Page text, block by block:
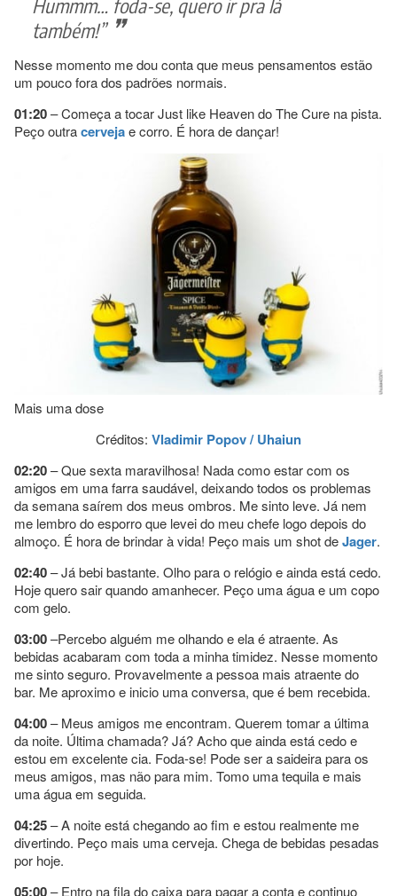
Hummm… foda-se, quero ir pra lá
também!”
Nesse momento me dou conta que meus pensamentos estão
um pouco fora dos padrões normais.
01:20– Começa a tocar Just like Heaven do The Cure na pista.
Peço outracervejae corro. É hora de dançar!
Mais uma dose
Créditos: Vladimir Popov / Uhaiun
02:20– Que sexta maravilhosa! Nada como estar com os
amigos em uma farra saudável, deixando todos os problemas
da semana saírem dos meus ombros. Me sinto leve. Já nem
me lembro do esporro que levei do meu chefe logo depois do
almoço. É hora de brindar à vida! Peço mais um shot deJager.
02:40– Já bebi bastante. Olho para o relógio e ainda está cedo.
Hoje quero sair quando amanhecer. Peço uma água e um copo
com gelo.
03:00–Percebo alguém me olhando e ela é atraente. As
bebidas acabaram com toda a minha timidez. Nesse momento
me sinto seguro. Provavelmente a pessoa mais atraente do
bar. Me aproximo e inicio uma conversa, que é bem recebida.
04:00– Meus amigos me encontram. Querem tomar a última
da noite. Última chamada? Já? Acho que ainda está cedo e
estou em excelente cia. Foda-se! Pode ser a saideira para os
meus amigos, mas não para mim. Tomo uma tequila e mais
uma água em seguida.
04:25– A noite está chegando ao fim e estou realmente me
divertindo. Peço mais uma cerveja. Chega de bebidas pesadas
por hoje.
05:00– Entro na fila do caixa para pagar a conta e continuo